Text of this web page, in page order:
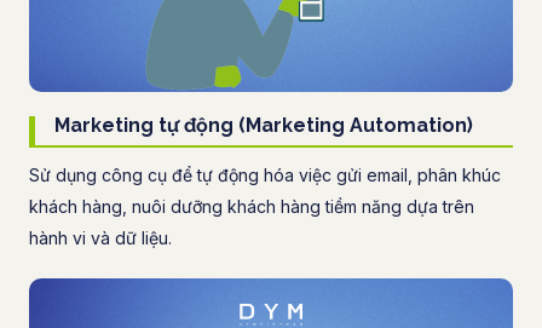
Marketing tự động (Marketing Automation)
Sử dụng công cụ để tự động hóa việc gửi email, phân khúc
khách hàng, nuôi dưỡng khách hàng tiềm năng dựa trên
hành vi và dữ liệu.